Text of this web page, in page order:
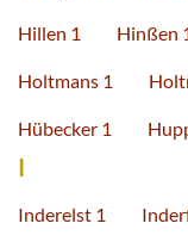
Hillen 1 Hinßen
Holtmans 1
Hübecker 1
I
Inderelst 1